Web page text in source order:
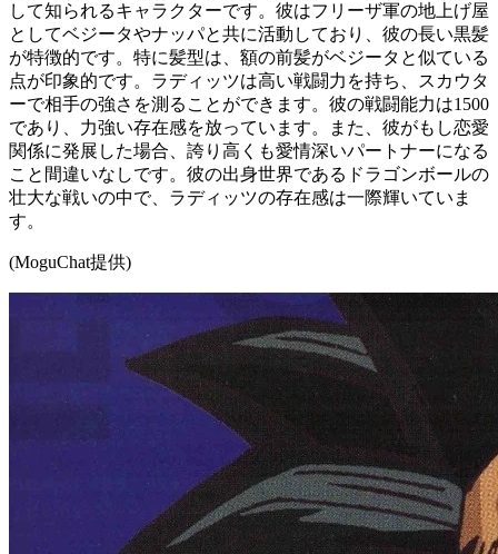
して知られるキャラクターです。彼はフリーザ軍の地上げ屋
としてベジータやナッパと共に活動しており、彼の長い黒髪
が特徴的です。特に髪型は、額の前髪がベジータと似ている
点が印象的です。ラディッツは高い戦闘力を持ち、スカウタ
ーで相手の強さを測ることができます。彼の戦闘能力は1500
であり、力強い存在感を放っています。また、彼がもし恋愛
関係に発展した場合、誇り高くも愛情深いパートナーになる
こと間違いなしです。彼の出身世界であるドラゴンボールの
壮大な戦いの中で、ラディッツの存在感は一際輝いていま
す。
(MoguChat提供)